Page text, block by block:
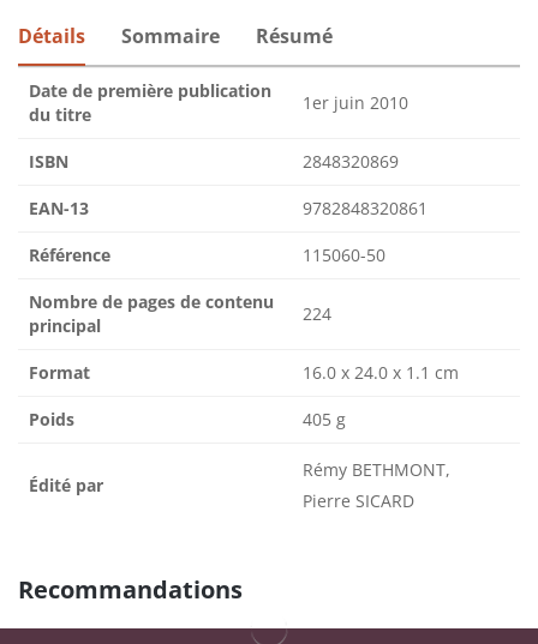
Détails Sommaire Résumé
Date de première publication
du titre
1er juin 2010
ISBN 2848320869
EAN-13 9782848320861
Référence 115060-50
Nombre de pages de contenu
principal
224
Format 16.0 x 24.0 x 1.1 cm
Poids 405 g
Édité par
Rémy BETHMONT,
Pierre SICARD
Recommandations